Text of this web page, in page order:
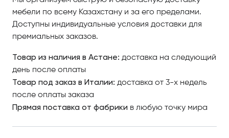
ответственны наши мастера, превращающие
наработки дизайнеров в осязаемые произведения
искусства. Изящество наших световых решений
достигается благодаря игре света в хрустале –
создавая чарующие калейдоскопы отражений, он
состоит из канонического силуэта Artica и
описывающего его прямоугольника – самой
мебели по всему Казахстану и за его пределами.
Доступны индивидуальные условия доставки для
премиальных заказов.
Товар из наличия в Астане: доставка на следующий
день после оплаты
Товар под заказ в Италии: доставка от 3-х недель
после оплаты заказа
Прямая поставка от фабрики в любую точку мира